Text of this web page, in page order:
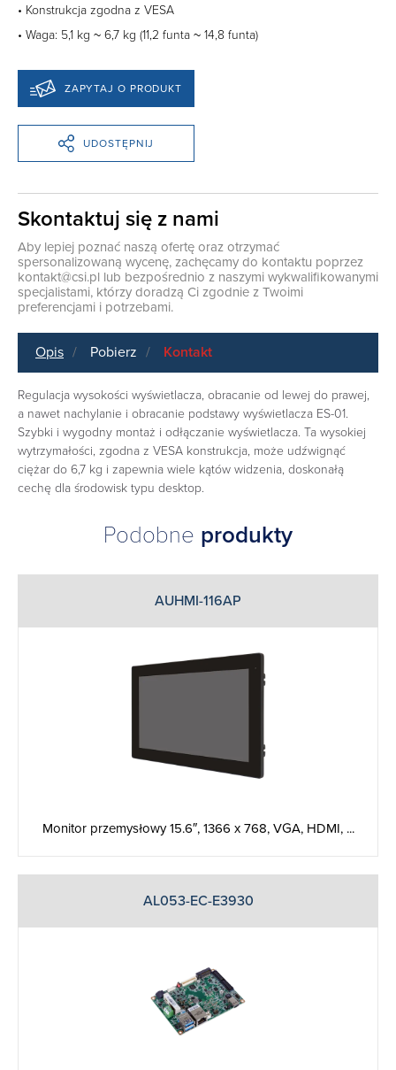
• Konstrukcja zgodna z VESA
• Waga: 5,1 kg ~ 6,7 kg (11,2 funta ~ 14,8 funta)
ZAPYTAJ O PRODUKT
UDOSTĘPNIJ
Skontaktuj się z nami
Aby lepiej poznać naszą ofertę oraz otrzymać
spersonalizowaną wycenę, zachęcamy do kontaktu poprzez
kontakt@csi.pl lub bezpośrednio z naszymi wykwalifikowanymi
specjalistami, którzy doradzą Ci zgodnie z Twoimi
preferencjami i potrzebami.
Opis Pobierz Kontakt
Regulacja wysokości wyświetlacza, obracanie od lewej do prawej,
a nawet nachylanie i obracanie podstawy wyświetlacza ES-01.
Szybki i wygodny montaż i odłączanie wyświetlacza. Ta wysokiej
wytrzymałości, zgodna z VESA konstrukcja, może udźwignąć
ciężar do 6,7 kg i zapewnia wiele kątów widzenia, doskonałą
cechę dla środowisk typu desktop.
Podobne produkty
AUHMI-116AP
Monitor przemysłowy 15.6″, 1366 x 768, VGA, HDMI, ...
AL053-EC-E3930